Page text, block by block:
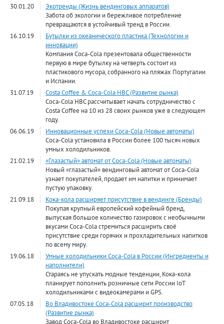
30.01.20
Экотренды (Жизнь вендинговых аппаратов)
Забота об экологии и бережливое потребление
превращаются в устойчивый тренд в России.
16.10.19
Бутылки из океанического пластика (Технологии и
инновации)
Компания Coca-Cola презентовала общественности
первую в мире бутылку на четверть состоит из
пластикового мусора, собранного на пляжах Португалии
и Испании.
31.07.19
Costa Coffee & Coca-Cola HBC (Развитие рынка)
Coca-Cola HBC рассчитывает начать сотрудничество с
Costa Coffee на 10 из 28 своих рынков уже в следующем
году.
06.06.19
Инновационные успехи Coca-Cola (Новые автоматы)
Coca-Cola установила в России более 100 тысяч новых
умных холодильников.
21.02.19
«Глазастый» автомат от Coca-Cola (Новые автоматы)
Новый «глазастый» вендинговый автомат от Coca-Cola
узнает покупателей, продает им напитки и принимает
пустую упаковку.
21.09.18
Кока-кола расширяет присутствие в вендинге (Бренды)
Покупая крупный европейский кофейный бренд,
выпуская большое количество газировок с необычными
вкусами Coca-Cola стремиться расширить своё
присутствие среди горячих и прохладительных напитков
по всему миру.
19.06.18
Умные холодильники Coca-Cola в России (Ингредиенты и
наполнители)
Стараясь не упускать модные тенденции, Кока-кола
планирует пополнить розничные сети России IoT
холодильниками с видеокамерами и GPS.
07.05.18
Во Владивостоке Coca-Cola расширит производство
(Развитие рынка)
Завод Coca-Cola во Владивостоке расширит